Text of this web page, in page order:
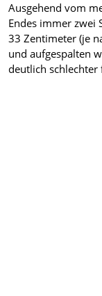
Ausgehend vom
Endes immer zwei
33 Zentimeter (je
und aufgespalten
deutlich schlechter